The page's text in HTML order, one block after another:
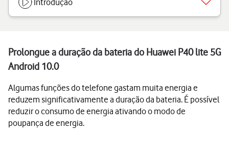
Introdução
Prolongue a duração da bateria do Huawei P40 lite 5G
Android 10.0
Algumas funções do telefone gastam muita energia e
reduzem significativamente a duração da bateria. É possível
reduzir o consumo de energia ativando o modo de
poupança de energia.